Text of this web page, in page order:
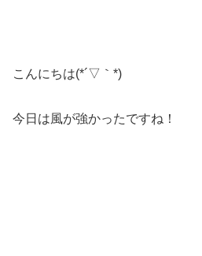
こんにちは(*´▽｀*)
今日は風が強かったですね！